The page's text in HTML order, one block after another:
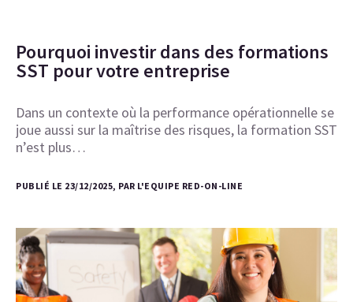
Pourquoi investir dans des formations
SST pour votre entreprise
Dans un contexte où la performance opérationnelle se
joue aussi sur la maîtrise des risques, la formation SST
n’est plus…
PUBLIÉ LE 23/12/2025, PAR L'EQUIPE RED-ON-LINE